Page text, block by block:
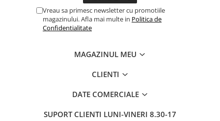
Vreau sa primesc newsletter cu promotiile
magazinului. Afla mai multe in Politica de
Confidentialitate
MAGAZINUL MEU
CLIENTI
DATE COMERCIALE
SUPORT CLIENTI LUNI-VINERI 8.30-17